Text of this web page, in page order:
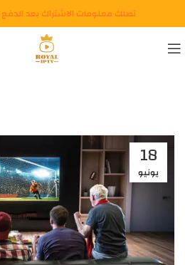
تصلك معلومات الاشتراك بعد
18
يونيو